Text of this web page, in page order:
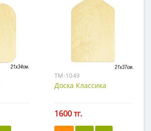
TM-1049
Доска Классика
1600 тг.